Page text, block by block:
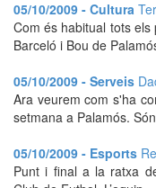
05/10/2009 - Cultura
Com és habitual tots
Barceló i Bou de
05/10/2009 - Serveis
Ara veurem com s'ha
setmana a Palamós.
05/10/2009 - Esports
Punt i final a la ratxa